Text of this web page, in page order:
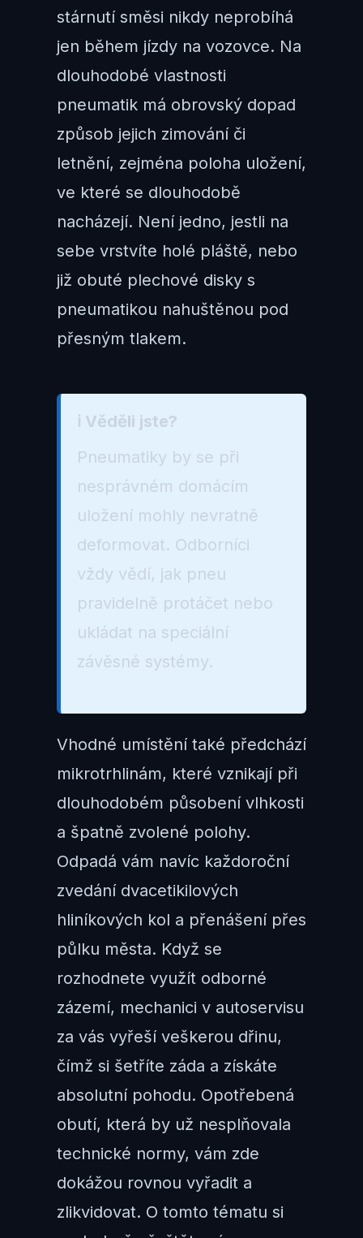
stárnutí směsi nikdy neprobíhá
jen během jízdy na vozovce. Na
dlouhodobé vlastnosti
pneumatik má obrovský dopad
způsob jejich zimování či
letnění, zejména poloha uložení,
ve které se dlouhodobě
nacházejí. Není jedno, jestli na
sebe vrstvíte holé pláště, nebo
již obuté plechové disky s
pneumatikou nahuštěnou pod
přesným tlakem.
ℹ️ Věděli jste?
Pneumatiky by se při
nesprávném domácím
uložení mohly nevratně
deformovat. Odborníci
vždy vědí, jak pneu
pravidelně protáčet nebo
ukládat na speciální
závěsné systémy.
Vhodné umístění také předchází
mikrotrhlinám, které vznikají při
dlouhodobém působení vlhkosti
a špatně zvolené polohy.
Odpadá vám navíc každoroční
zvedání dvacetikilových
hliníkových kol a přenášení přes
půlku města. Když se
rozhodnete využít odborné
zázemí, mechanici v autoservisu
za vás vyřeší veškerou dřinu,
čímž si šetříte záda a získáte
absolutní pohodu. Opotřebená
obutí, která by už nesplňovala
technické normy, vám zde
dokážou rovnou vyřadit a
zlikvidovat. O tomto tématu si